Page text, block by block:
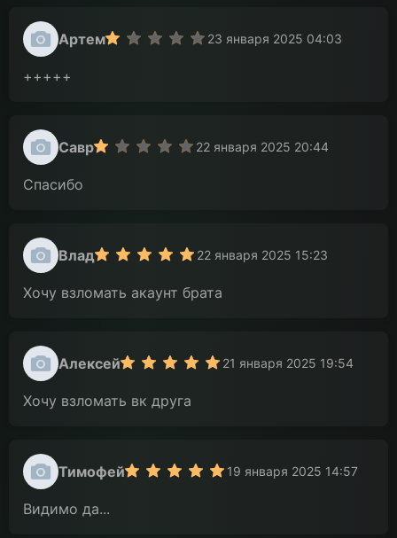
Артем 23 января 2025 04:03
+++++
Савр 22 января 2025 20:44
Спасибо
Влад 22 января 2025 15:23
Хочу взломать акаунт брата
Алексей 21 января 2025 19:54
Хочу взломать вк друга
Тимофей 19 января 2025 14:57
Видимо да...